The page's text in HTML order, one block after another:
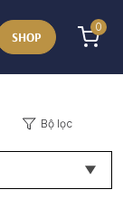
SHOP
0
Bộ lọc